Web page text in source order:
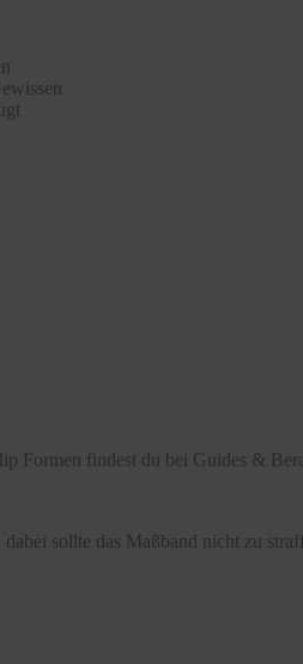
Formen findest du bei Guides &
sollte das Maßband nicht zu